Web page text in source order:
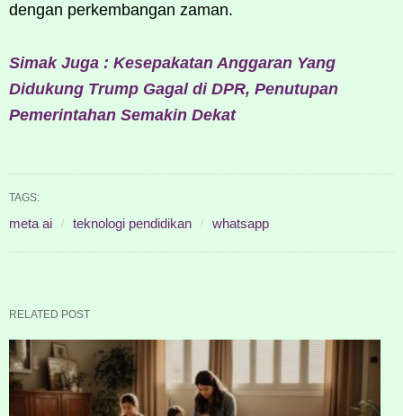
dengan perkembangan zaman.
Simak Juga : Kesepakatan Anggaran Yang
Didukung Trump Gagal di DPR, Penutupan
Pemerintahan Semakin Dekat
TAGS:
meta ai teknologi pendidikan whatsapp
RELATED POST